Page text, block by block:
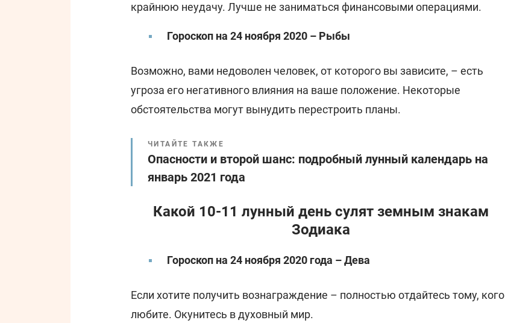
крайнюю неудачу. Лучше не заниматься финансовыми операциями.
Гороскоп на 24 ноября 2020 – Рыбы
Возможно, вами недоволен человек, от которого вы зависите, – есть
угроза его негативного влияния на ваше положение. Некоторые
обстоятельства могут вынудить перестроить планы.
ЧИТАЙТЕ ТАКЖЕ
Опасности и второй шанс: подробный лунный календарь на
январь 2021 года
Какой 10-11 лунный день сулят земным знакам
Зодиака
Гороскоп на 24 ноября 2020 года – Дева
Если хотите получить вознаграждение – полностью отдайтесь тому, кого
любите. Окунитесь в духовный мир.